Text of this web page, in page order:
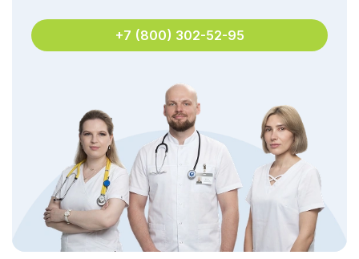
+7 (800) 302-52-95